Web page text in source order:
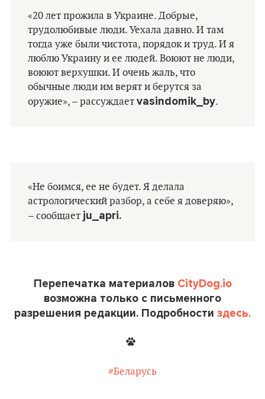
«20 лет прожила в Украине. Добрые,
трудолюбивые люди. Уехала давно. И там
тогда уже были чистота, порядок и труд. И я
люблю Украину и ее людей. Воюют не люди,
воюют верхушки. И очень жаль, что
обычные люди им верят и берутся за
оружие», – рассуждает vasindomik_by.
«Не боимся, ее не будет. Я делала
астрологический разбор, а себе я доверяю»,
– сообщает ju_apri.
Перепечатка материалов CityDog.io
возможна только с письменного
разрешения редакции. Подробности здесь.
#Беларусь